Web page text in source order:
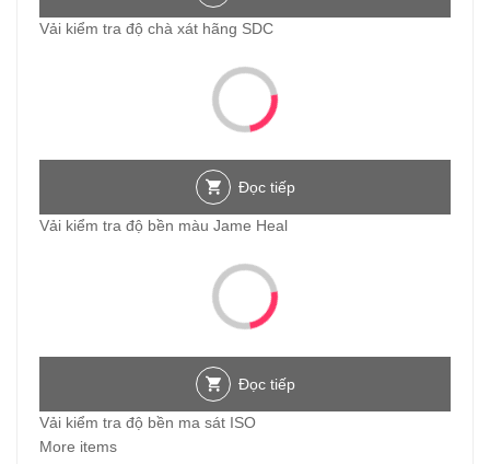
Vải kiểm tra độ chà xát hãng SDC
Đọc tiếp
Vải kiểm tra độ bền màu Jame Heal
Đọc tiếp
Vải kiểm tra độ bền ma sát ISO
More items